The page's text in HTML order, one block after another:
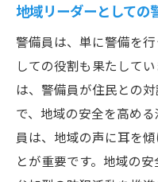
地域リーダーとしての
警備員は、単に警備を
しての役割も果たして
は、警備員が住民との
で、地域の安全を高め
員は、地域の声に耳を
とが重要です。地域の